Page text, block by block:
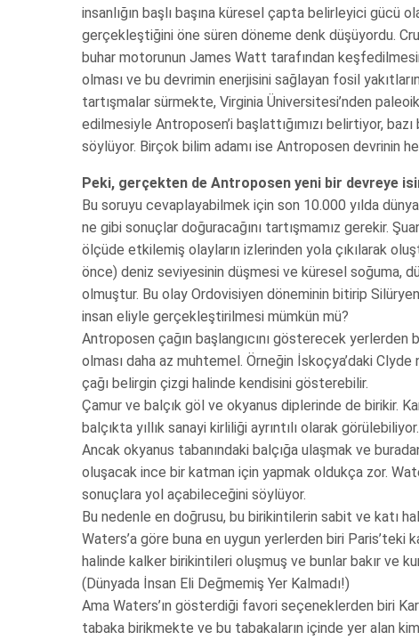
insanlığın başlı başına küresel çapta belirleyici gücü
gerçekleştiğini öne süren döneme denk düşüyordu.
buhar motorunun James Watt tarafından
olması ve bu devrimin enerjisini sağlayan fosil
tartışmalar sürmekte, Virginia Üniversitesi’nden
edilmesiyle Antroposen’i başlattığımızı belirtiyor,
söylüyor. Birçok bilim adamı ise Antroposen devrinin
Peki, gerçekten de Antroposen yeni bir devreye
Bu soruyu cevaplayabilmek için son 10.000 yılda
ne gibi sonuçlar doğuracağını tartışmamız gerekir.
ölçüde etkilemiş olayların izlerinden yola çıkılarak
önce) deniz seviyesinin düşmesi ve küresel soğuma,
olmuştur. Bu olay Ordovisiyen döneminin bitirip
insan eliyle gerçekleştirilmesi mümkün mü?
Antroposen çağın başlangıcını gösterecek yerlerden
olması daha az muhtemel. Örneğin İskoçya’daki
çağı belirgin çizgi halinde kendisini gösterebilir.
Çamur ve balçık göl ve okyanus diplerinde de birikir.
balçıkta yıllık sanayi kirliliği ayrıntılı olarak görülebiliyor.
Ancak okyanus tabanındaki balçığa ulaşmak ve
oluşacak ince bir katman için yapmak oldukça zor.
sonuçlara yol açabileceğini söylüyor.
Bu nedenle en doğrusu, bu birikintilerin sabit ve katı
Waters’a göre buna en uygun yerlerden biri Paris’teki
halinde kalker birikintileri oluşmuş ve bunlar bakır ve
(Dünyada İnsan Eli Değmemiş Yer Kalmadı!)
Ama Waters’ın gösterdiği favori seçeneklerden biri
tabaka birikmekte ve bu tabakaların içinde yer alan